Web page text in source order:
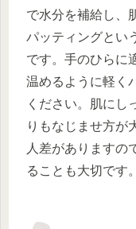
で水分を補給し、
パッティングとい
です。手のひらに
温めるように軽く
ください。肌にし
りもなじませ方が
人差がありますの
ることも大切です。